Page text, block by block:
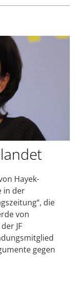
Hayek-
in der
die
von
JF
gegen